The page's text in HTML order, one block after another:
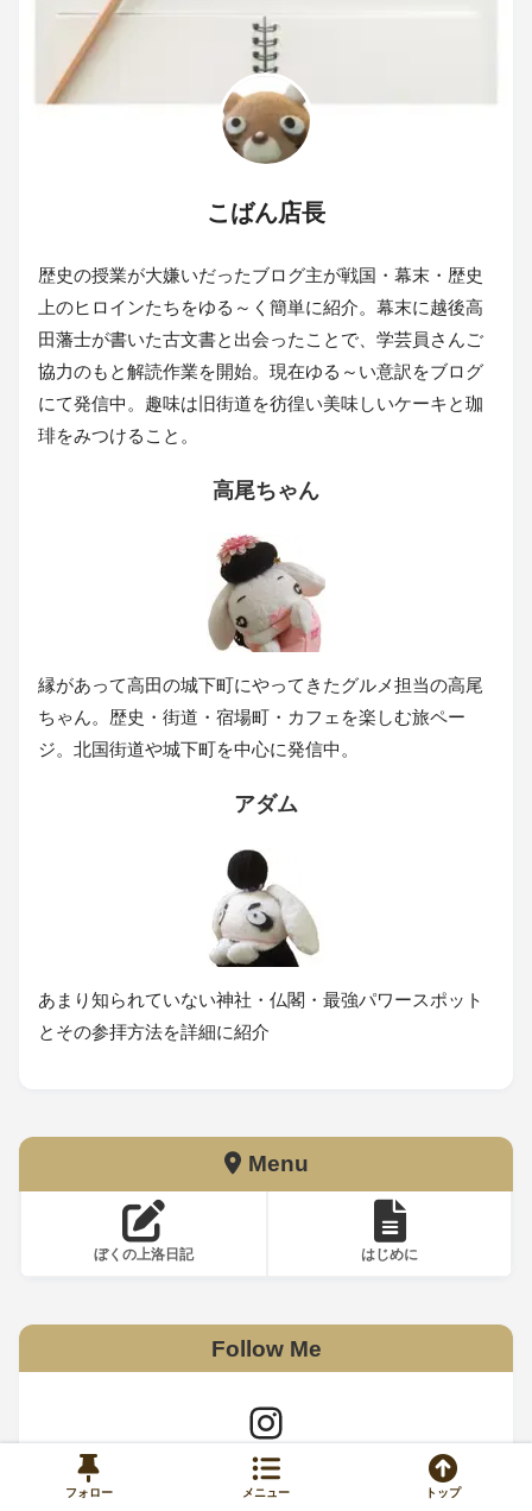
こばん店長
歴史の授業が大嫌いだったブログ主が戦国・幕末・歴史
上のヒロインたちをゆる～く簡単に紹介。幕末に越後高
田藩士が書いた古文書と出会ったことで、学芸員さんご
協力のもと解読作業を開始。現在ゆる～い意訳をブログ
にて発信中。趣味は旧街道を彷徨い美味しいケーキと珈
琲をみつけること。
高尾ちゃん
縁があって高田の城下町にやってきたグルメ担当の高尾
ちゃん。歴史・街道・宿場町・カフェを楽しむ旅ペー
ジ。北国街道や城下町を中心に発信中。
アダム
あまり知られていない神社・仏閣・最強パワースポット
とその参拝方法を詳細に紹介
Menu
ぼくの上洛日記 はじめに
Follow Me
フォロー メニュー トップ